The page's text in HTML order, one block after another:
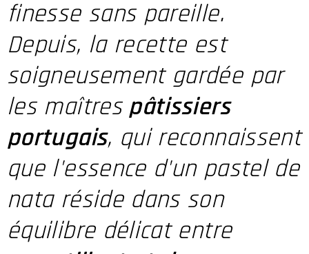
finesse sans pareille.
Depuis, la recette est
soigneusement gardée par
les maîtrespâtissiers
portugais, qui reconnaissent
que l'essence d'un pastel de
nata réside dans son
équilibre délicat entre